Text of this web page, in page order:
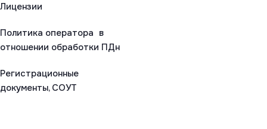
Лицензии
Политика оператора в
отношении обработки ПДн
Регистрационные
документы, СОУТ